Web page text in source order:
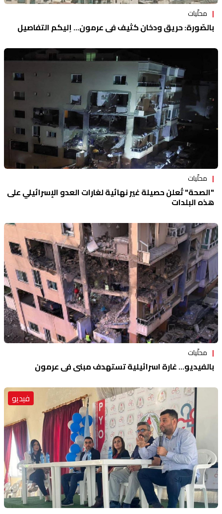
محلّيات
بالصّورة: حريق ودخان كثيف في عرمون... إليكم التفاصيل
محلّيات
"الصحة" تُعلن حصيلة غير نهائية لغارات العدو الإسرائيلي على
هذه البلدات
محلّيات
بالفيديو... غارة اسرائيلية تستهدف مبنى في عرمون
فيديو